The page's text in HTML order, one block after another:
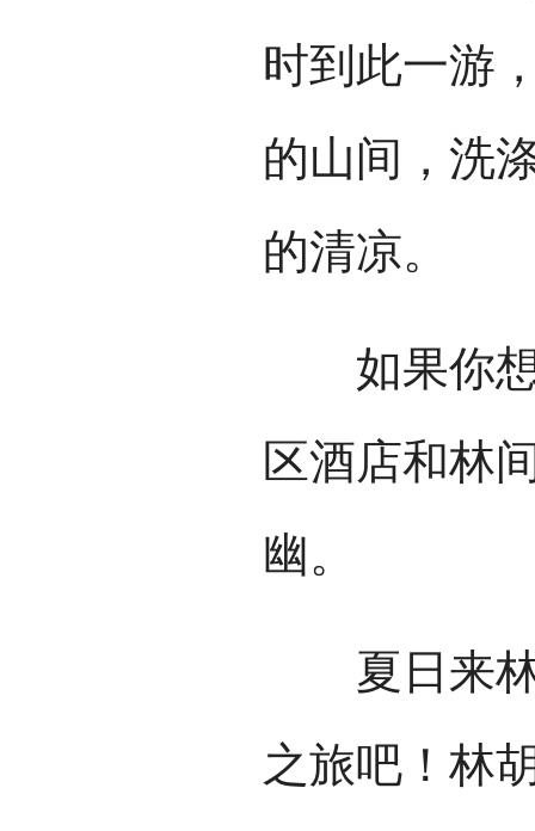
时到此一游
的山间，洗
的清凉。
如果你想
区酒店和林
幽。
夏日来林
之旅吧！林